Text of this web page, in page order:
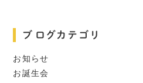
ブログカテゴリ
お知らせ
お誕生会